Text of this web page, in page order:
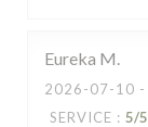
Eureka M
2026-07-10
SERVICE : 5/5